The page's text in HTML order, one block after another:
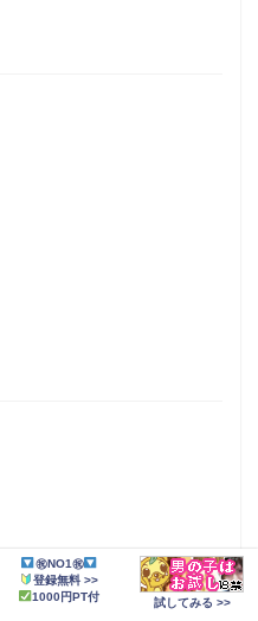
㊗NO1㊗
登録無料 >>
1000円PT付
試してみる >>